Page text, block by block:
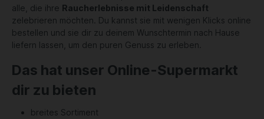
alle, die ihre Raucherlebnisse mit Leidenschaft
zelebrieren möchten. Du kannst sie mit wenigen Klicks online
bestellen und sie dir zu deinem Wunschtermin nach Hause
liefern lassen, um den puren Genuss zu erleben.
Das hat unser Online-Supermarkt
dir zu bieten
breites Sortiment